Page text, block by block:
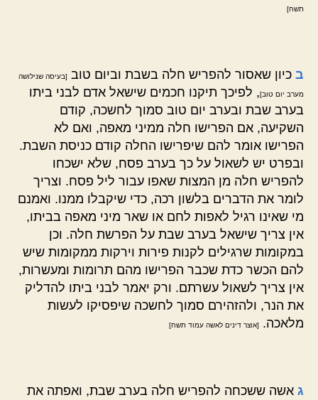
תשח]
ב כיון שאסור להפריש חלה בשבת וביום טוב [בעיסה שנילושה
מערב יום טוב], לפיכך תיקנו חכמים שישאל אדם לבני ביתו
בערב שבת ובערב יום טוב סמוך לחשכה, קודם
השקיעה, אם הפרישו חלה ממיני מאפה, ואם לא
הפרישו אומר להם שיפרישו החלה קודם כניסת השבת.
ובפרט יש לשאול על כך בערב פסח, שלא ישכחו
להפריש חלה מן המצות שאפו עבור ליל פסח. וצריך
לומר את הדברים בלשון רכה, כדי שיקבלו ממנו. ואמנם
מי שאינו רגיל לאפות לחם או שאר מיני מאפה בביתו,
אין צריך שישאל בערב שבת על הפרשת חלה. וכן
במקומות שרגילים לקנות פירות וירקות ממקומות שיש
להם הכשר כדת שכבר הפרישו מהם תרומות ומעשרות,
אין צריך לשאול עשרתם. ורק יאמר לבני ביתו להדליק
את הנר, ולהזהירם סמוך לחשכה שיפסיקו לעשות
מלאכה.
[אוצר דינים לאשה עמוד תשח]
ג אשה ששכחה להפריש חלה בערב שבת, ואפתה את